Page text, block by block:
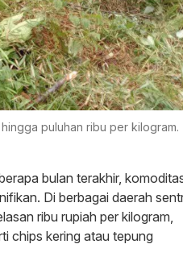
puluhan ribu per kilogram.
bulan terakhir,
Di berbagai daerah
ribu rupiah per kilogram,
chips kering atau tepung